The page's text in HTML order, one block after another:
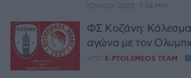
ΙΟΥΝΊΟΥ 2025, 7:54 ΜΜ
ΦΣ Κοζάνη: Κάλεσμα
αγώνα με τον
ΑΠΌ E-PTOLEMEOS TEAM